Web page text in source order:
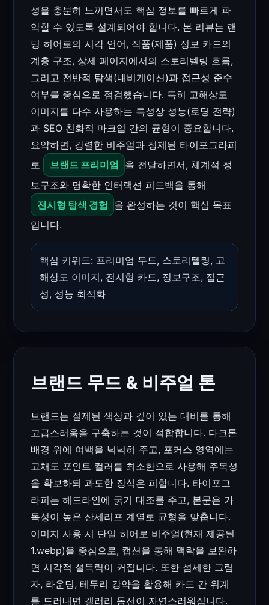
성을 충분히 느끼면서도 핵심 정보를 빠르게 파
악할 수 있도록 설계되어야 합니다. 본 리뷰는 랜
딩 히어로의 시각 언어, 작품(제품) 정보 카드의
계층 구조, 상세 페이지에서의 스토리텔링 흐름,
그리고 전반적 탐색(내비게이션)과 접근성 준수
여부를 중심으로 점검했습니다. 특히 고해상도
이미지를 다수 사용하는 특성상 성능(로딩 전략)
과 SEO 친화적 마크업 간의 균형이 중요합니다.
요약하면, 강렬한 비주얼과 정제된 타이포그라피
로
브랜드 프리미엄
을 전달하면서, 체계적 정
보구조와 명확한 인터랙션 피드백을 통해
전시형 탐색 경험
을 완성하는 것이 핵심 목표
입니다.
핵심 키워드: 프리미엄 무드, 스토리텔링, 고
해상도 이미지, 전시형 카드, 정보구조, 접근
성, 성능 최적화
브랜드 무드 & 비주얼 톤
브랜드는 절제된 색상과 깊이 있는 대비를 통해
고급스러움을 구축하는 것이 적합합니다. 다크톤
배경 위에 여백을 넉넉히 주고, 포커스 영역에는
고채도 포인트 컬러를 최소한으로 사용해 주목성
을 확보하되 과도한 장식은 피합니다. 타이포그
라피는 헤드라인에 굵기 대조를 주고, 본문은 가
독성이 높은 산세리프 계열로 균형을 맞춥니다.
이미지 사용 시 단일 히어로 비주얼(현재 제공된
1.webp)을 중심으로, 캡션을 통해 맥락을 보완하
면 시각적 설득력이 커집니다. 또한 섬세한 그림
자, 라운딩, 테두리 강약을 활용해 카드 간 위계
를 드러내면 갤러리 동선이 자연스러워집니다.